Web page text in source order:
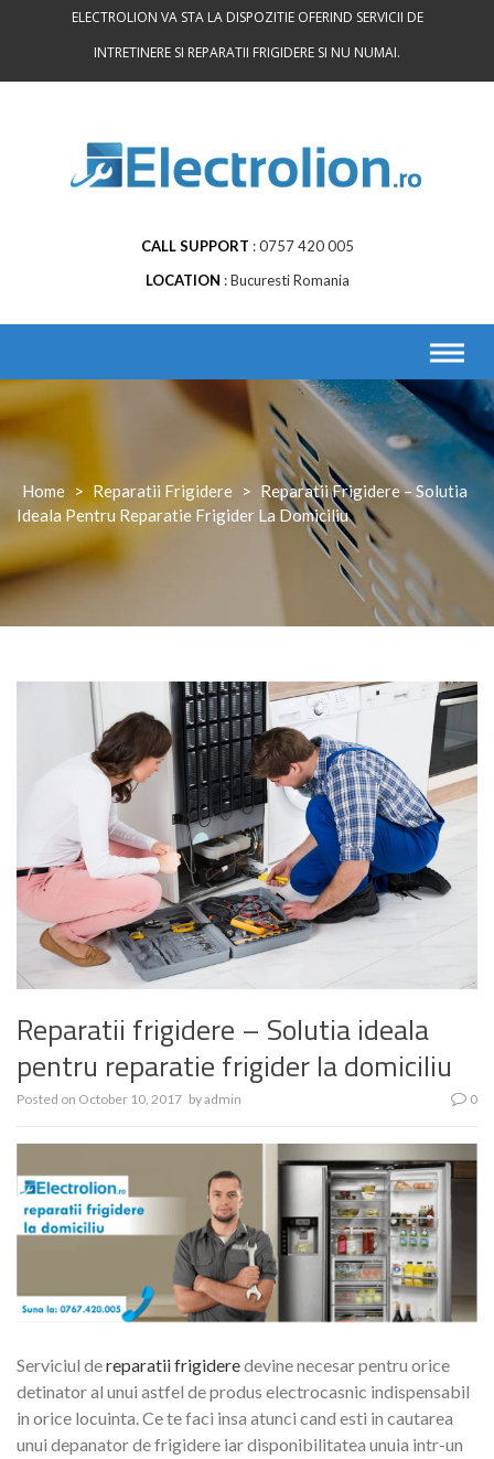
ELECTROLION VA STA LA DISPOZITIE OFERIND SERVICII DE
INTRETINERE SI REPARATII FRIGIDERE SI NU NUMAI.
CALL SUPPORT
0757 420 005
LOCATION
Bucuresti Romania
Home > Reparatii Frigidere > Reparatii Frigidere – Solutia
Ideala Pentru Reparatie Frigider La Domiciliu
Reparatii frigidere – Solutia ideala
pentru reparatie frigider la domiciliu
Posted on October 10, 2017 byadmin 0
Serviciul dereparatii frigideredevine necesar pentru orice
detinator al unui astfel de produs electrocasnic indispensabil
in orice locuinta. Ce te faci insa atunci cand esti in cautarea
unui depanator de frigidere iar disponibilitatea unuia intr-un